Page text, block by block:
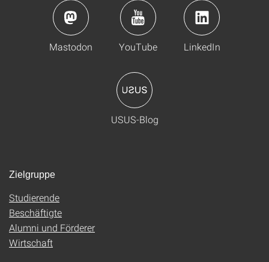
Mastodon YouTube LinkedIn
USUS-Blog
Zielgruppe
Studierende
Beschäftigte
Alumni und Förderer
Wirtschaft